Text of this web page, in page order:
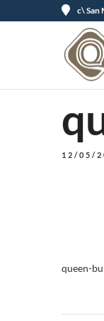
c\ San
12/05/
queen-